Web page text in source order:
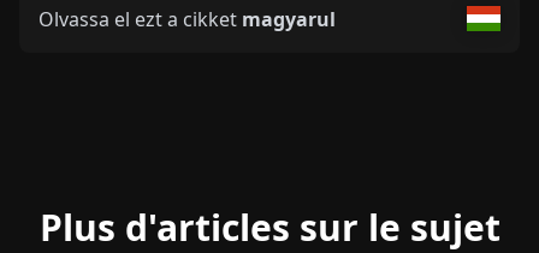
Olvassa el ezt a cikket magyarul
Plus d'articles sur le sujet